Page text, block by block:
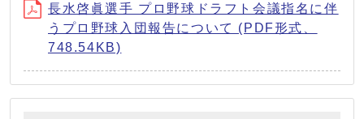
長水啓眞選手 プロ野球ドラフト会議指名に伴
うプロ野球入団報告について (PDF形式、
748.54KB)